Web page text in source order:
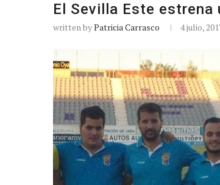
El Sevilla Este
written byPatricia Carrasco 4 julio,